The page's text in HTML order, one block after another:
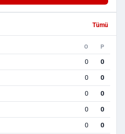
Tümü
O P
0 0
0 0
0 0
0 0
0 0